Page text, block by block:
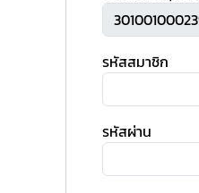
รหัสสมาชิก
รหัสผ่าน